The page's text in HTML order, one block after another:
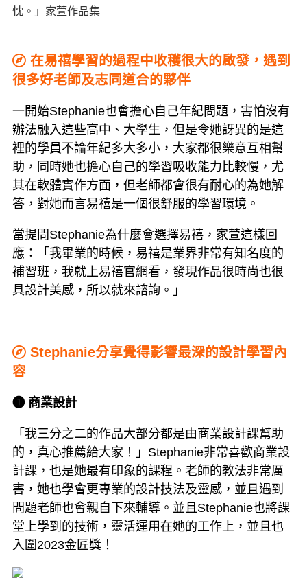
忱。」家萱作品集
在易禧學習的過程中收穫很大的啟發，遇到
很多好老師及志同道合的夥伴
一開始Stephanie也會擔心自己年紀問題，害怕沒有
辦法融入這些高中、大學生，但是令她訝異的是這
裡的學員不論年紀多大多小，大家都很樂意互相幫
助，同時她也擔心自己的學習吸收能力比較慢，尤
其在軟體實作方面，但老師都會很有耐心的為她解
答，對她而言易禧是一個很舒服的學習環境。
當提問Stephanie為什麼會選擇易禧，家萱這樣回
應：「我畢業的時候，易禧是業界非常有知名度的
補習班，我就上易禧官網看，發現作品很時尚也很
具設計美感，所以就來諮詢。」
Stephanie分享覺得影響最深的設計學習內
容
➊ 商業設計
「我三分之二的作品大部分都是由商業設計課幫助
的，真心推薦給大家！」Stephanie非常喜歡商業設
計課，也是她最有印象的課程。老師的教法非常厲
害，她也學會更專業的設計技法及靈感，並且遇到
問題老師也會親自下來輔導。並且Stephanie也將課
堂上學到的技術，靈活運用在她的工作上，並且也
入圍2023金匠獎！